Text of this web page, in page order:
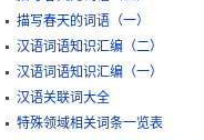
描写春天的词语（一）
汉语词语知识汇编（二）
汉语词语知识汇编（一）
汉语关联词大全
特殊领域相关词条一览表